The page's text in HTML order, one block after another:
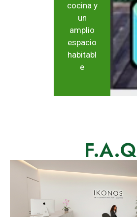
cocina y
un
amplio
espacio
habitabl
e
F.A.Q